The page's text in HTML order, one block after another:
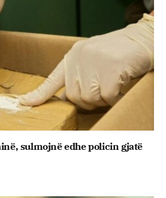
sulmojnë edhe policin gjatë